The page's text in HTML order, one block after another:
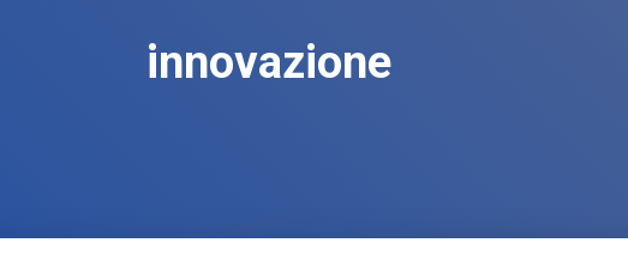
innovazione